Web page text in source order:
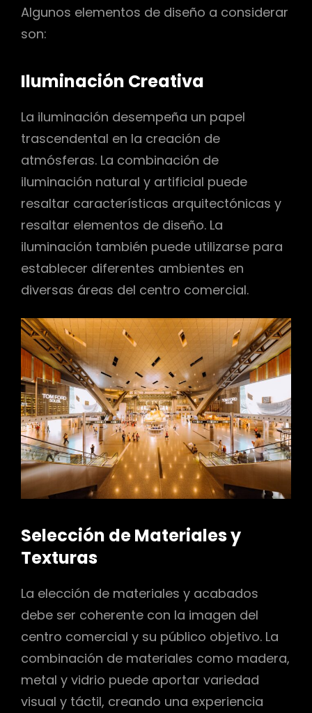
Algunos elementos de diseño a considerar
son:
Iluminación Creativa
La iluminación desempeña un papel
trascendental en la creación de
atmósferas. La combinación de
iluminación natural y artificial puede
resaltar características arquitectónicas y
resaltar elementos de diseño. La
iluminación también puede utilizarse para
establecer diferentes ambientes en
diversas áreas del centro comercial.
Selección de Materiales y
Texturas
La elección de materiales y acabados
debe ser coherente con la imagen del
centro comercial y su público objetivo. La
combinación de materiales como madera,
metal y vidrio puede aportar variedad
visual y táctil, creando una experiencia